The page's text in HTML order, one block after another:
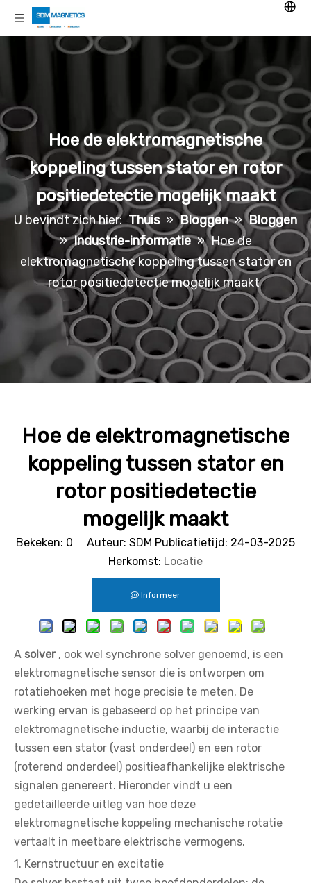
Hoe de elektromagnetische
koppeling tussen stator en rotor
positiedetectie mogelijk maakt
U bevindt zich hier: Thuis » Bloggen » Bloggen
» Industrie-informatie » Hoe de
elektromagnetische koppeling tussen stator en
rotor positiedetectie mogelijk maakt
Hoe de elektromagnetische
koppeling tussen stator en
rotor positiedetectie
mogelijk maakt
Bekeken: 0 Auteur: SDM Publicatietijd: 24-03-2025
Herkomst: Locatie
Informeer
A solver , ook wel synchrone solver genoemd, is een
elektromagnetische sensor die is ontworpen om
rotatiehoeken met hoge precisie te meten. De
werking ervan is gebaseerd op het principe van
elektromagnetische inductie, waarbij de interactie
tussen een stator (vast onderdeel) en een rotor
(roterend onderdeel) positieafhankelijke elektrische
signalen genereert. Hieronder vindt u een
gedetailleerde uitleg van hoe deze
elektromagnetische koppeling mechanische rotatie
vertaalt in meetbare elektrische vermogens.
1. Kernstructuur en excitatie